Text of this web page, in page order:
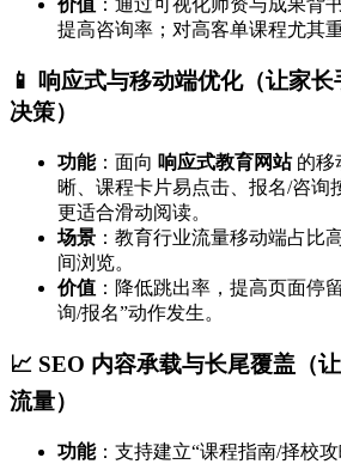
价值 ：通过可视化师资与成果背
提高咨询率；对高客单课程尤其重
📱 响应式与移动端优化（让家
决策）
功能：面向 响应式教育网站的移
晰、课程卡片易点击、报名/咨询
更适合滑动阅读。
场景 ：教育行业流量移动端占比
间浏览。
价值 ：降低跳出率，提高页面停
询/报名”动作发生。
📈 SEO 内容承载与长尾覆盖（
流量）
功能：支持建立“课程指南/择校